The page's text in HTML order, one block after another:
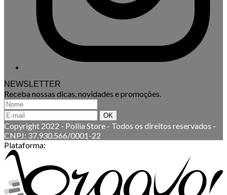
NEWSLETTER
Receba nossas dicas, novidades e promoções.
Copyright 2022 - Pollia Store - Todos os direitos reservados -
CNPJ: 37.930.566/0001-22
Plataforma: